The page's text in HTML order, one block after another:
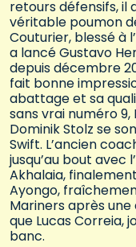
retours défensifs, il
véritable poumon
Couturier, blessé à
a lancé Gustavo
depuis décembre
fait bonne
abattage et sa
sans vrai numéro
Dominik Stolz se
Swift. L’ancien
jusqu’au bout avec
Akhalaia,
Ayongo,
Mariners après
que Lucas Correia,
banc.